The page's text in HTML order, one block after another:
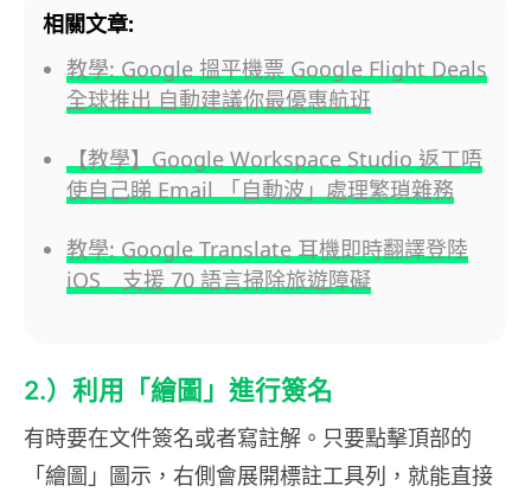
相關文章:
教學: Google 搵平機票 Google Flight Deals
全球推出 自動建議你最優惠航班
【教學】Google Workspace Studio 返工唔
使自己睇 Email 「自動波」處理繁瑣雜務
教學: Google Translate 耳機即時翻譯登陸
iOS 支援 70 語言掃除旅遊障礙
2.）利用「繪圖」進行簽名
有時要在文件簽名或者寫註解。只要點擊頂部的
「繪圖」圖示，右側會展開標註工具列，就能直接